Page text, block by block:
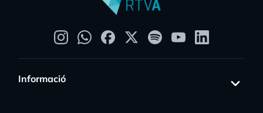
Informació